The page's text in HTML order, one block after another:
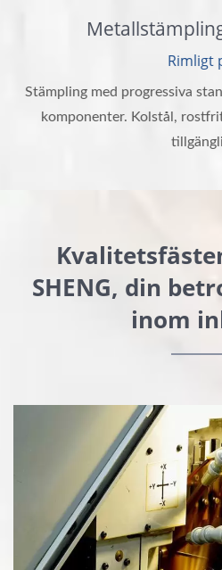
Rimligt
Stämpling med progressiva
komponenter. Kolstål,
SHENG, din
inom